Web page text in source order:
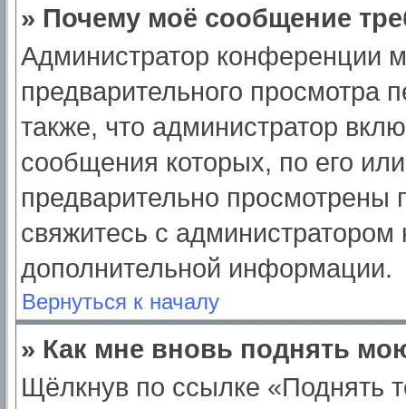
» Почему моё сообщение
Администратор конференции
предварительного просмотра
также, что администратор
сообщения которых, по его
предварительно просмотрены
свяжитесь с
дополнительной информации.
Вернуться к началу
» Как мне вновь поднять
Щёлкнув по ссылке «Поднять